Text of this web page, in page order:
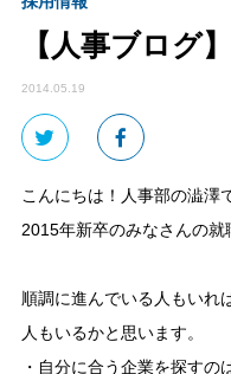
【人事ブログ
2014.05.19
こんにちは！人事部の澁澤
2015年新卒のみなさんの就
順調に進んでいる人もいれ
人もいるかと思います。
・自分に合う企業を探す